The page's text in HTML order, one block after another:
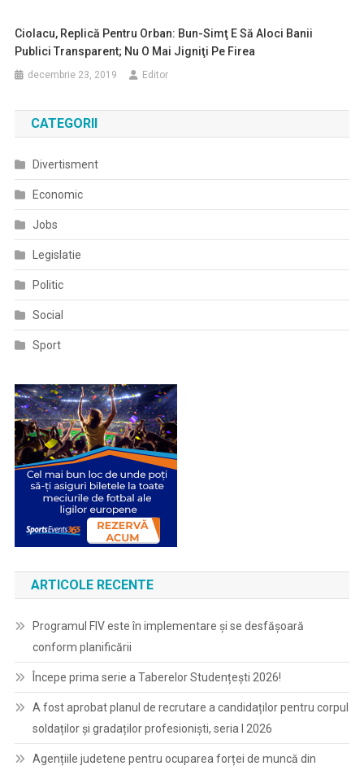
Ciolacu, Replică Pentru Orban: Bun-Simţ E Să Aloci Banii
Publici Transparent; Nu O Mai Jigniţi Pe Firea
decembrie 23, 2019 Editor
CATEGORII
Divertisment
Economic
Jobs
Legislatie
Politic
Social
Sport
ARTICOLE RECENTE
Programul FIV este în implementare și se desfășoară
conform planificării
Începe prima serie a Taberelor Studențești 2026!
A fost aprobat planul de recrutare a candidaților pentru corpul
soldaților și gradaților profesioniști, seria I 2026
Agențiile judetene pentru ocuparea forței de muncă din